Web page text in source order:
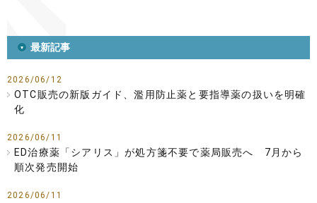
最新記事
2026/06/12
OTC販売の新版ガイド、濫用防止薬と要指導薬の扱いを明確
化
2026/06/11
ED治療薬「シアリス」が処方箋不要で薬局販売へ 7月から
順次発売開始
2026/06/11